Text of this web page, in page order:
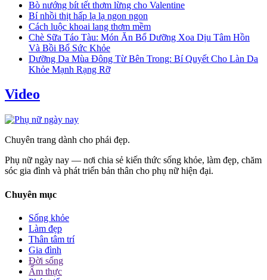
Bò nướng bít tết thơm lừng cho Valentine
Bí nhồi thịt hấp lạ lạ ngon ngon
Cách luộc khoai lang thơm mềm
Chè Sữa Táo Tàu: Món Ăn Bổ Dưỡng Xoa Dịu Tâm Hồn
Và Bồi Bổ Sức Khỏe
Dưỡng Da Mùa Đông Từ Bên Trong: Bí Quyết Cho Làn Da
Khỏe Mạnh Rạng Rỡ
Video
Chuyên trang dành cho phái đẹp.
Phụ nữ ngày nay — nơi chia sẻ kiến thức sống khỏe, làm đẹp, chăm
sóc gia đình và phát triển bản thân cho phụ nữ hiện đại.
Chuyên mục
Sống khỏe
Làm đẹp
Thân tâm trí
Gia đình
Đời sống
Ẩm thực